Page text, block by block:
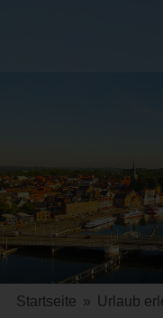
Startseite » Urlaub